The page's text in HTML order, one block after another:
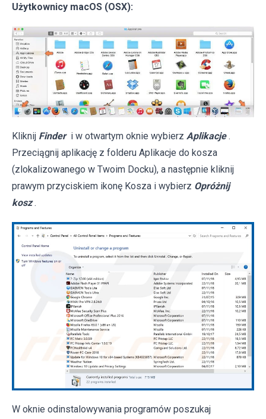
Użytkownicy macOS (OSX):
Kliknij Finder i w otwartym oknie wybierz Aplikacje .
Przeciągnij aplikację z folderu Aplikacje do kosza
(zlokalizowanego w Twoim Docku), a następnie kliknij
prawym przyciskiem ikonę Kosza i wybierz Opróżnij
kosz .
W oknie odinstalowywania programów poszukaj